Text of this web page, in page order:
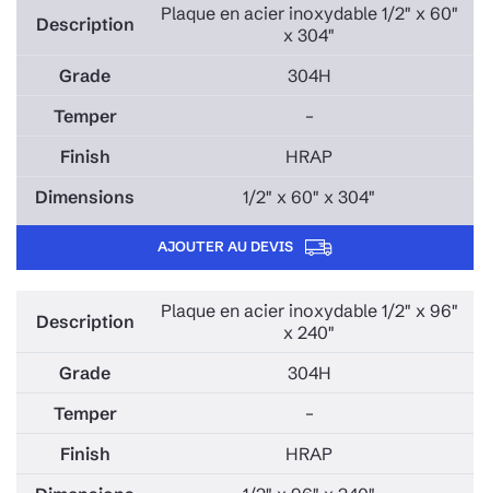
Plaque en acier inoxydable 1/2" x 60"
x 304"
304H
–
HRAP
1/2" x 60" x 304"
AJOUTER AU DEVIS
Plaque en acier inoxydable 1/2" x 96"
x 240"
304H
–
HRAP